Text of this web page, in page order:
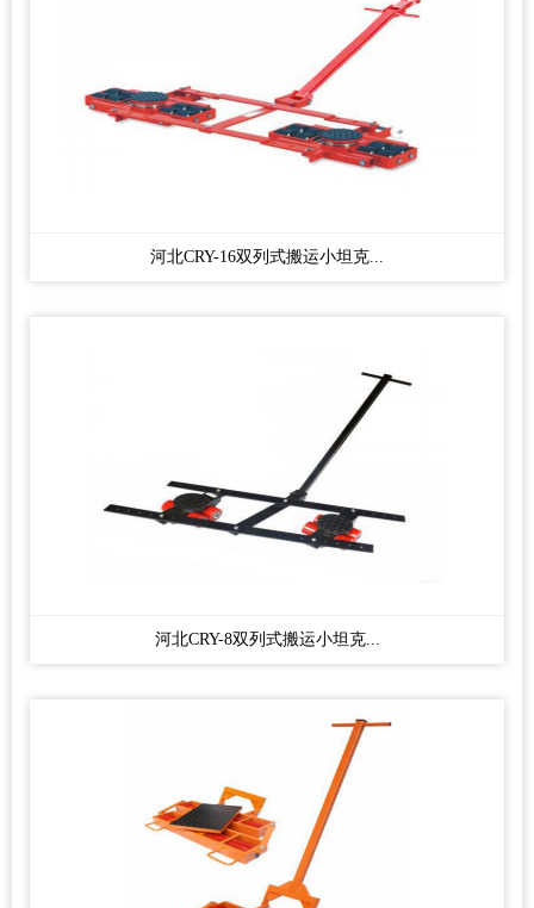
河北CRY-16双列式搬运小坦克...
河北CRY-8双列式搬运小坦克...